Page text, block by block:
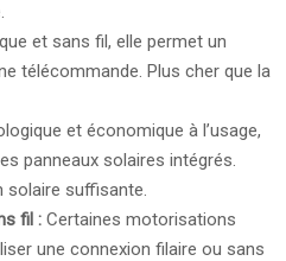
et sans fil, elle permet un
télécommande. Plus cher que la
et économique à l’usage,
panneaux solaires intégrés.
solaire suffisante.
fil : Certaines motorisations
une connexion filaire ou sans